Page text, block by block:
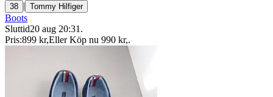
38 | Tommy Hilfiger
Boots
Sluttid20 aug 20:31 .
Pris:899 kr,Eller Köp nu 990 kr,.